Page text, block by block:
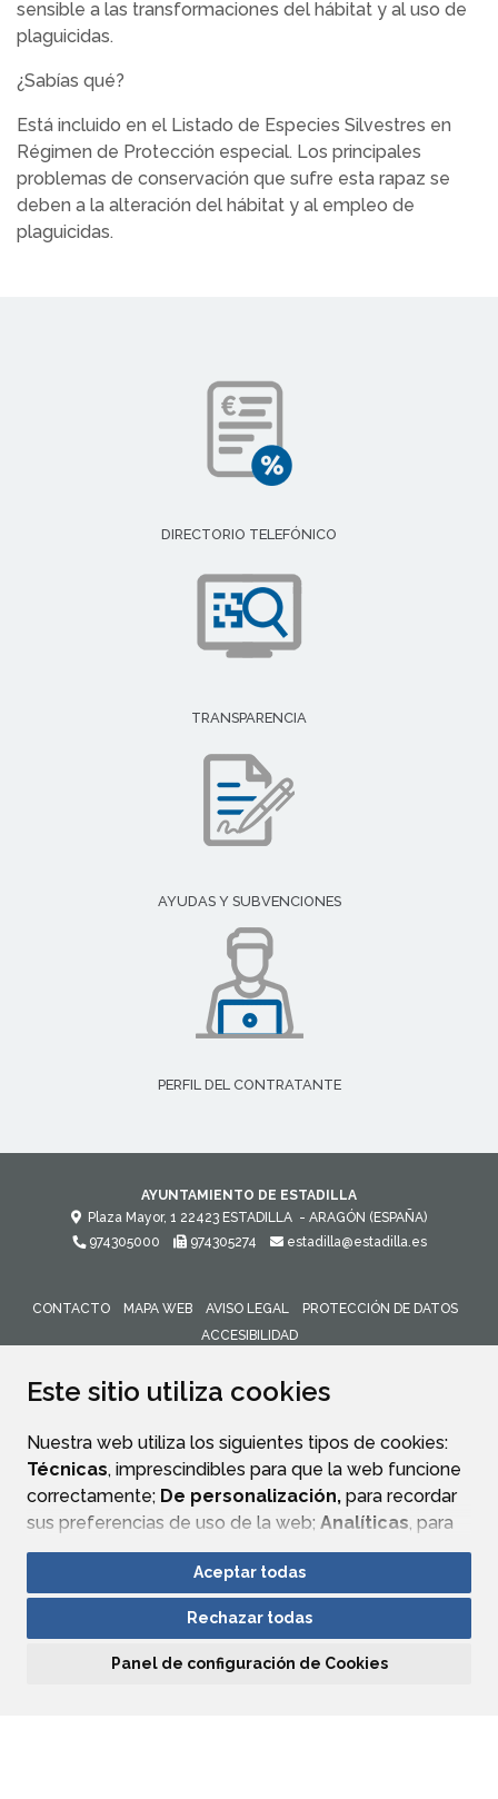
Este sitio utiliza cookies
Nuestra web utiliza los siguientes tipos de cookies:
Técnicas, imprescindibles para que la web funcione
correctamente; De personalización, para recordar
sus preferencias de uso de la web; Analíticas, para
mejorar el funcionamiento de la web y sus servicios.
Si acepta pulsando el botón“Aceptar todas”
consideramos que acepta su uso. Si pulsa el botón
ninguna acción, se guardarán las cookies técnicas
Aceptar todas
Rechazar todas
Panel de configuración de Cookies
sensible a las transformaciones del hábitat y al uso de
plaguicidas.
¿Sabías qué?
Está incluido en el Listado de Especies Silvestres en
Régimen de Protección especial. Los principales
problemas de conservación que sufre esta rapaz se
deben a la alteración del hábitat y al empleo de
plaguicidas.
DIRECTORIO TELEFÓNICO
TRANSPARENCIA
AYUDAS Y SUBVENCIONES
PERFIL DEL CONTRATANTE
AYUNTAMIENTO DE ESTADILLA
Plaza Mayor, 1 22423 ESTADILLA - ARAGÓN (ESPAÑA)
974305000
974305274 estadilla@estadilla.es
CONTACTO MAPA WEB AVISO LEGAL
PROTECCIÓN DE DATOS
ACCESIBILIDAD